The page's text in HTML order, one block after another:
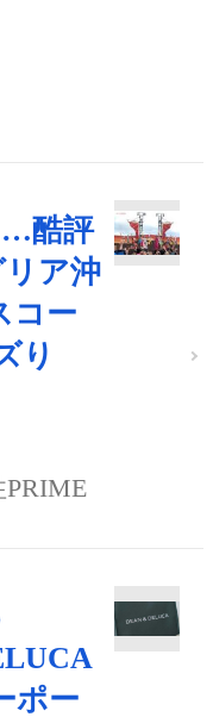
…酷評
ア沖
コー
り
ポー